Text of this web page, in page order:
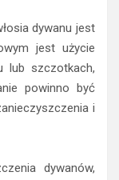
dywanu jest
jest użycie
lub szczotkach,
powinno być
i
dywanów,